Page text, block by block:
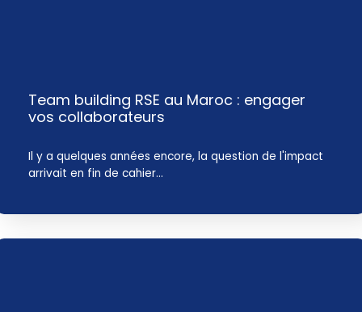
Team building RSE au Maroc : engager
vos collaborateurs
Il y a quelques années encore, la question de l'impact
arrivait en fin de cahier…